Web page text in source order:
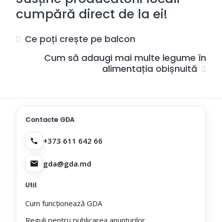
cumpără direct de la ei!
Ce poți crește pe balcon
Cum să adaugi mai multe legume în
alimentația obișnuită
Contacte GDA
+373 611 642 66
gda@gda.md
Util
Cum funcționează GDA
Reguli pentru publicarea anunțurilor